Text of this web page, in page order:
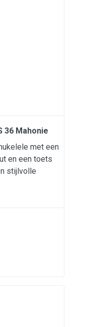
36 Mahonie
met een
en een toets
stijlvolle